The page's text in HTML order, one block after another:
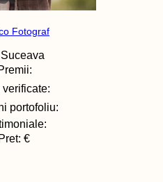
Fotograf
Suceava
portofoliu:
€